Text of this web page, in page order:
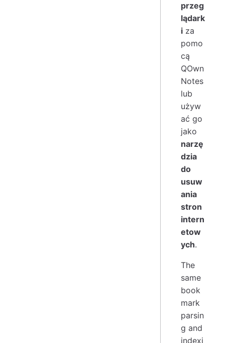
przeg
lądark
i za
pomo
cą
QOwn
Notes
lub
używ
ać go
jako
narzę
dzia
do
usuw
ania
stron
intern
etow
ych.
The
same
book
mark
parsin
g and
indexi